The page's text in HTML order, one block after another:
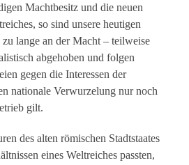
Machtbesitz und die neuen
so sind unsere heutigen
lange an der Macht – teilweise
abgehoben und folgen
gegen die Interessen der
nationale Verwurzelung nur noch
gilt.
des alten römischen Stadtstaates
eines Weltreiches passten,